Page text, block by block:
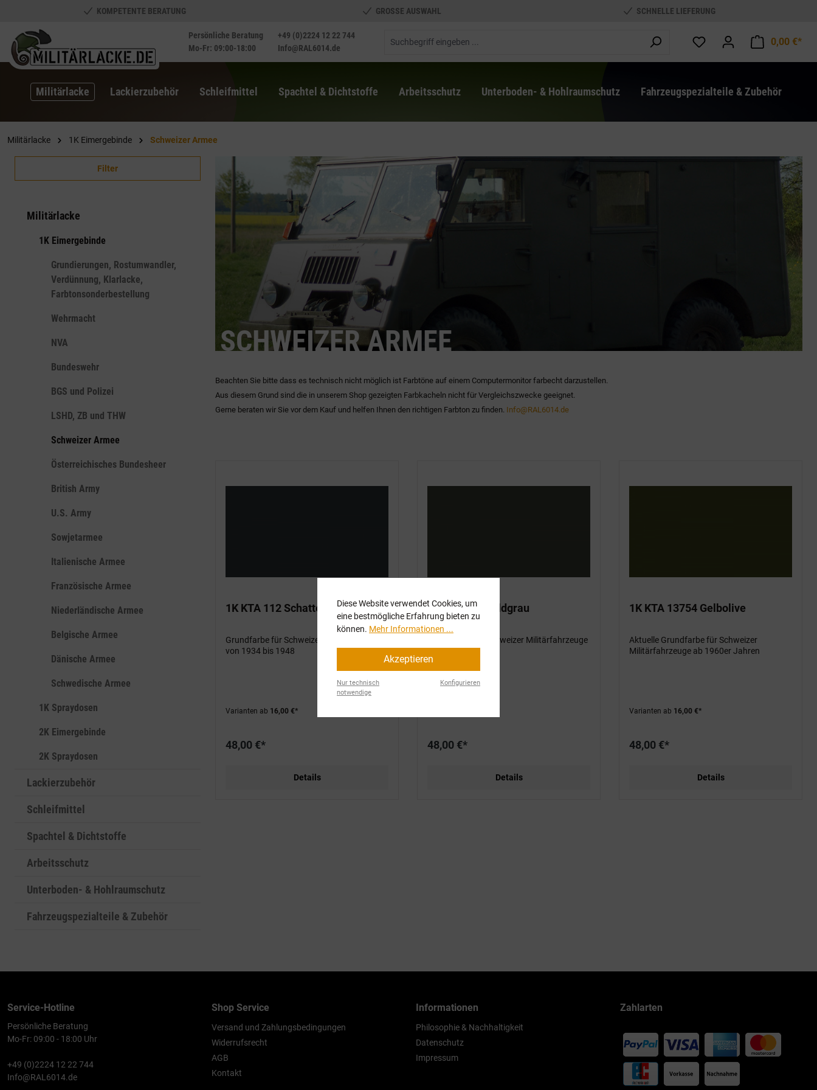
Zur Hauptnavigation springen
KOMPETENTE BERATUNG GROSSE AUSWAHL SCHNELLE LIEFERUNG
Persönliche Beratung
Mo-Fr: 09:00-18:00
+49 (0)2224 12 22 744
Info@RAL6014.de
0,00 €*
Militärlacke Lackierzubehör Schleifmittel Spachtel & Dichtstoffe Arbeitsschutz Unterboden- & Hohlraumschutz Fahrzeugspezialteile & Zubehör
Militärlacke 1K Eimergebinde Schweizer Armee
Filter
Militärlacke
1K Eimergebinde
Grundierungen, Rostumwandler,
Verdünnung, Klarlacke,
Farbtonsonderbestellung
Wehrmacht
NVA
Bundeswehr
BGS und Polizei
LSHD, ZB und THW
Schweizer Armee
Österreichisches Bundesheer
British Army
U.S. Army
Sowjetarmee
Italienische Armee
Französische Armee
Niederländische Armee
Belgische Armee
Dänische Armee
Schwedische Armee
1K Spraydosen
2K Eimergebinde
2K Spraydosen
Lackierzubehör
Schleifmittel
Spachtel & Dichtstoffe
Arbeitsschutz
Unterboden- & Hohlraumschutz
Fahrzeugspezialteile & Zubehör
SCHWEIZER ARMEE
Beachten Sie bitte dass es technisch nicht möglich ist Farbtöne auf einem Computermonitor farbecht darzustellen.
Aus diesem Grund sind die in unserem Shop gezeigten Farbkacheln nicht für Vergleichszwecke geeignet.
Gerne beraten wir Sie vor dem Kauf und helfen Ihnen den richtigen Farbton zu finden. Info@RAL6014.de
1K KTA 112 Schattenschwarz
Grundfarbe für Schweizer Militärfahrzeuge
von 1934 bis 1948
Varianten ab 16,00 €*
48,00 €*
Details
1K KTA 159 Feldgrau
Grundfarbe für Schweizer Militärfahrzeuge
von 1948 bis 1960
48,00 €*
Details
1K KTA 13754 Gelbolive
Aktuelle Grundfarbe für Schweizer
Militärfahrzeuge ab 1960er Jahren
Varianten ab 16,00 €*
48,00 €*
Details
Service-Hotline
Persönliche Beratung
Mo-Fr: 09:00 - 18:00 Uhr
+49 (0)2224 12 22 744
Info@RAL6014.de
Shop Service
Versand und Zahlungsbedingungen
Widerrufsrecht
AGB
Kontakt
Informationen
Philosophie & Nachhaltigkeit
Datenschutz
Impressum
Zahlarten
Diese Website verwendet Cookies, um
eine bestmögliche Erfahrung bieten zu
können. Mehr Informationen ...
Akzeptieren
Nur technisch
notwendige
Konfigurieren